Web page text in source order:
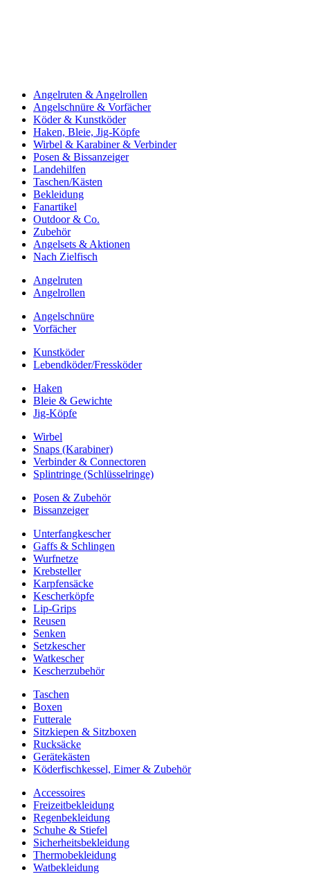
Angelruten & Angelrollen
Angelschnüre & Vorfächer
Köder & Kunstköder
Haken, Bleie, Jig-Köpfe
Wirbel & Karabiner & Verbinder
Posen & Bissanzeiger
Landehilfen
Taschen/Kästen
Bekleidung
Fanartikel
Outdoor & Co.
Zubehör
Angelsets & Aktionen
Nach Zielfisch
Angelruten
Angelrollen
Angelschnüre
Vorfächer
Kunstköder
Lebendköder/Fressköder
Haken
Bleie & Gewichte
Jig-Köpfe
Wirbel
Snaps (Karabiner)
Verbinder & Connectoren
Splintringe (Schlüsselringe)
Posen & Zubehör
Bissanzeiger
Unterfangkescher
Gaffs & Schlingen
Wurfnetze
Krebsteller
Karpfensäcke
Kescherköpfe
Lip-Grips
Reusen
Senken
Setzkescher
Watkescher
Kescherzubehör
Taschen
Boxen
Futterale
Sitzkiepen & Sitzboxen
Rucksäcke
Gerätekästen
Köderfischkessel, Eimer & Zubehör
Accessoires
Freizeitbekleidung
Regenbekleidung
Schuhe & Stiefel
Sicherheitsbekleidung
Thermobekleidung
Watbekleidung